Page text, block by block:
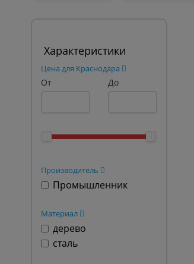
Сетка, тенты,
Строительные
Грузоподъемное
Фанера
Опалубка
Вибротехника
Оборудование
Тачки
Характеристики
Цена для Краснодара
От До
Производитель
Промышленник
Материал
дерево
сталь